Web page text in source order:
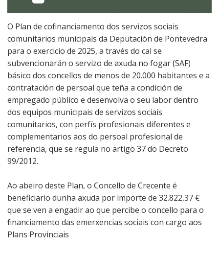
Juzgado de paz
O Plan de cofinanciamento dos servizos sociais
comunitarios municipais da Deputación de Pontevedra
para o exercicio de 2025, a través do cal se
subvencionarán o servizo de axuda no fogar (SAF)
básico dos concellos de menos de 20.000 habitantes e a
contratación de persoal que teña a condición de
empregado público e desenvolva o seu labor dentro
dos equipos municipais de servizos sociais
comunitarios, con perfís profesionais diferentes e
complementarios aos do persoal profesional de
referencia, que se regula no artigo 37 do Decreto
99/2012.
Ao abeiro deste Plan, o Concello de Crecente é
beneficiario dunha axuda por importe de 32.822,37 €
que se ven a engadir ao que percibe o concello para o
financiamento das emerxencias sociais con cargo aos
Plans Provinciais